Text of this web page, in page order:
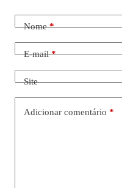
Nome*
E-mail*
Site
Adicionar comentário *